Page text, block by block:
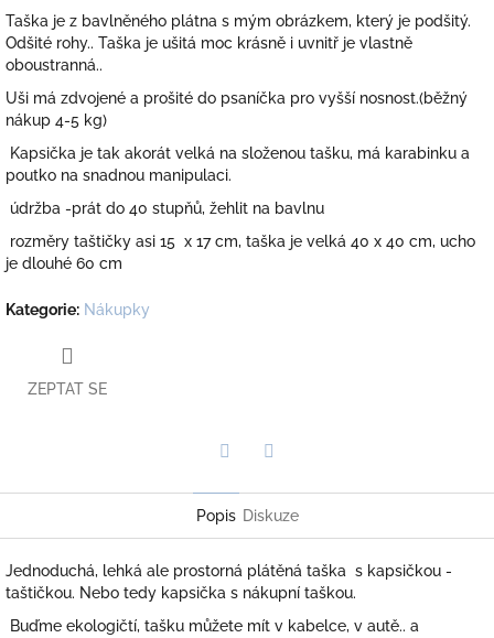
Taška je z bavlněného plátna s mým obrázkem, který je podšitý.
Odšité rohy.. Taška je ušitá moc krásně i uvnitř je vlastně
oboustranná..
Uši má zdvojené a prošité do psaníčka pro vyšší nosnost.(běžný
nákup 4-5 kg)
Kapsička je tak akorát velká na složenou tašku, má karabinku a
poutko na snadnou manipulaci.
údržba -prát do 40 stupňů, žehlit na bavlnu
rozměry taštičky asi 15 x 17 cm, taška je velká 40 x 40 cm, ucho
je dlouhé 60 cm
Kategorie: Nákupky
ZEPTAT SE
Popis Diskuze
Jednoduchá, lehká ale prostorná plátěná taška s kapsičkou -
taštičkou. Nebo tedy kapsička s nákupní taškou.
Buďme ekologičtí, tašku můžete mít v kabelce, v autě.. a